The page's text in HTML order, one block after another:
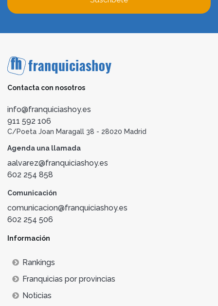
Contacta con nosotros
info@franquiciashoy.es
911 592 106
C/Poeta Joan Maragall 38 - 28020 Madrid
Agenda una llamada
aalvarez@franquiciashoy.es
602 254 858
Comunicación
comunicacion@franquiciashoy.es
602 254 506
Información
Rankings
Franquicias por provincias
Noticias